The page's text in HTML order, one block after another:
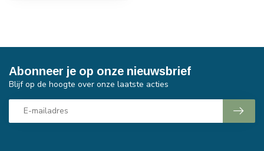
Abonneer je op onze nieuwsbrief
Blijf op de hoogte over onze laatste acties